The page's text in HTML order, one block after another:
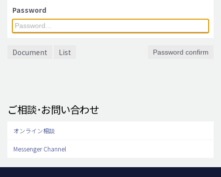
Password
Document List Password confirm
ご相談･お問い合わせ
オンライン相談
Messenger Channel